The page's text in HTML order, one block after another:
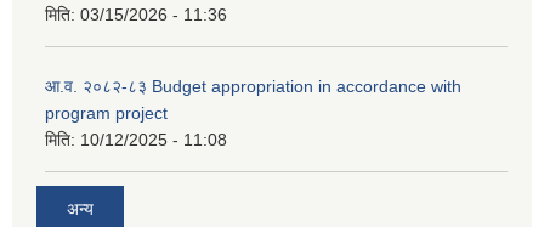
मिति: 03/15/2026 - 11:36
आ.व. २०८२-८३ Budget appropriation in accordance with
program project
मिति: 10/12/2025 - 11:08
अन्य